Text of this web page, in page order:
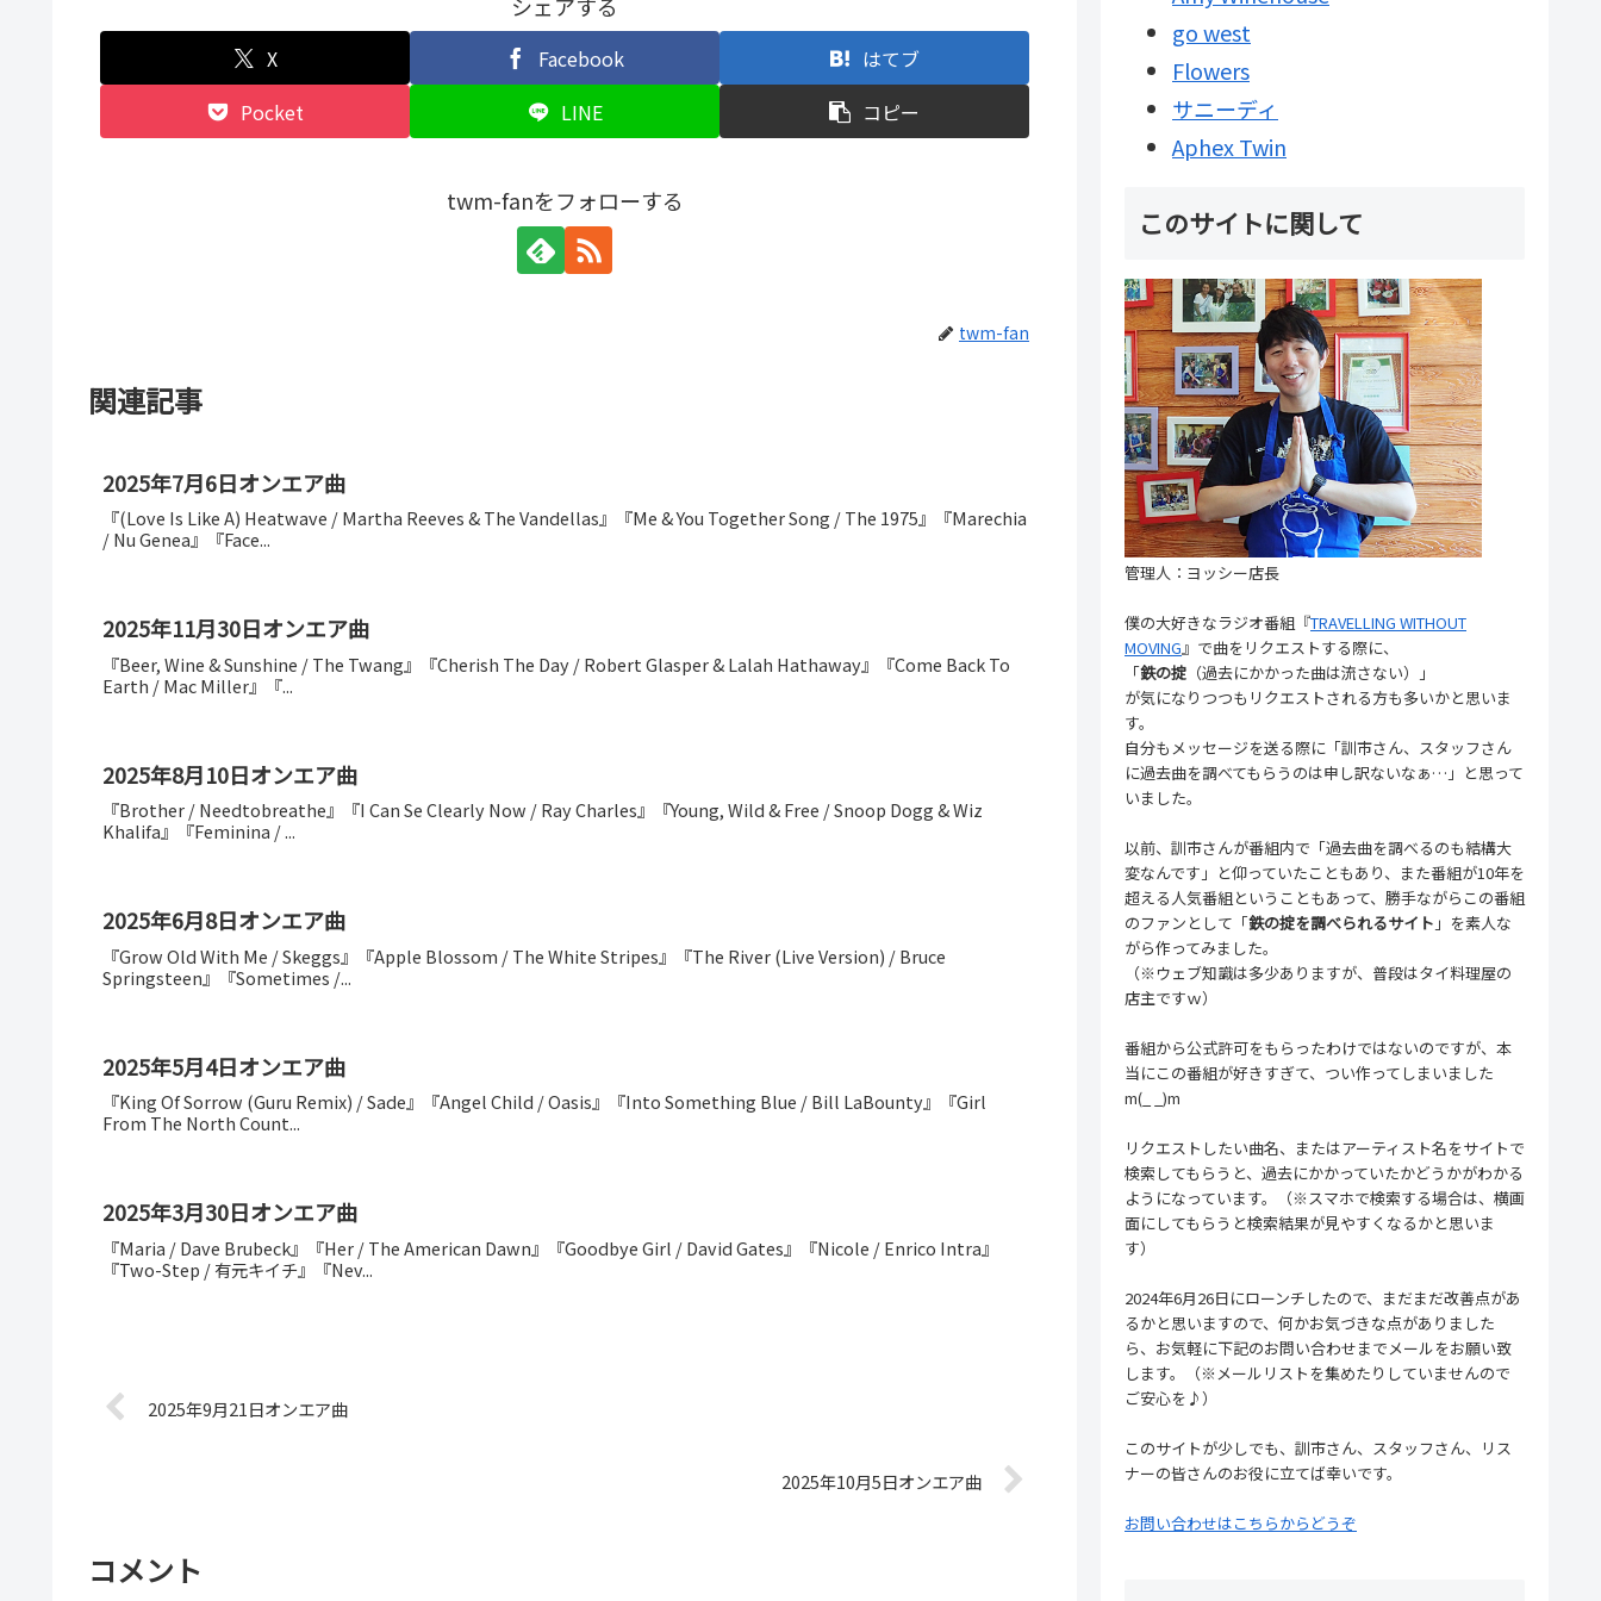
X Facebook
はてブ
Pocket
LINE コピー
twm-fanをフォローする
twm-fan
関連記事
2025年7月6日オンエア曲
『(Love Is Like A) Heatwave / Martha Reeves & The Vandellas』『Me & You Together Song / The 1975』『Marechia
/ Nu Genea』『Face...
2025年11月30日オンエア曲
『Beer, Wine & Sunshine / The Twang』『Cherish The Day / Robert Glasper & Lalah Hathaway』『Come Back To
Earth / Mac Miller』『...
2025年8月10日オンエア曲
『Brother / Needtobreathe』『I Can Se Clearly Now / Ray Charles』『Young, Wild & Free / Snoop Dogg & Wiz
Khalifa』『Feminina / ...
2025年6月8日オンエア曲
『Grow Old With Me / Skeggs』『Apple Blossom / The White Stripes』『The River (Live Version) / Bruce
Springsteen』『Sometimes /...
2025年5月4日オンエア曲
『King Of Sorrow (Guru Remix) / Sade』『Angel Child / Oasis』『Into Something Blue / Bill LaBounty』『Girl
From The North Count...
2025年3月30日オンエア曲
『Maria / Dave Brubeck』『Her / The American Dawn』『Goodbye Girl / David Gates』『Nicole / Enrico Intra』
『Two-Step / 有元キイチ』『Nev...
2025年9月21日オンエア曲
2025年10月5日オンエア曲
コメント
go west
Flowers
サニーディ
Aphex Twin
このサイトに関して
管理人：ヨッシー店長
僕の大好きなラジオ番組『TRAVELLING WITHOUT
MOVING』で曲をリクエストする際に、
「鉄の掟 （過去にかかった曲は流さない）」
が気になりつつもリクエストされる方も多いかと思いま
す。
自分もメッセージを送る際に「訓市さん、スタッフさん
に過去曲を調べてもらうのは申し訳ないなぁ…」と思って
いました。
以前、訓市さんが番組内で「過去曲を調べるのも結構大
変なんです」と仰っていたこともあり、また番組が10年を
超える人気番組ということもあって、勝手ながらこの番組
のファンとして「鉄の掟を調べられるサイト 」を素人な
がら作ってみました。
（※ウェブ知識は多少ありますが、普段はタイ料理屋の
店主ですｗ）
番組から公式許可をもらったわけではないのですが、本
当にこの番組が好きすぎて、つい作ってしまいました
m(_ _)m
リクエストしたい曲名、またはアーティスト名をサイトで
検索してもらうと、過去にかかっていたかどうかがわかる
ようになっています。（※スマホで検索する場合は、横画
面にしてもらうと検索結果が見やすくなるかと思いま
す）
2024年6月26日にローンチしたので、まだまだ改善点があ
るかと思いますので、何かお気づきな点がありました
ら、お気軽に下記のお問い合わせまでメールをお願い致
します。（※メールリストを集めたりしていませんので
ご安心を♪）
このサイトが少しでも、訓市さん、スタッフさん、リス
ナーの皆さんのお役に立てば幸いです。
お問い合わせはこちらからどうぞ